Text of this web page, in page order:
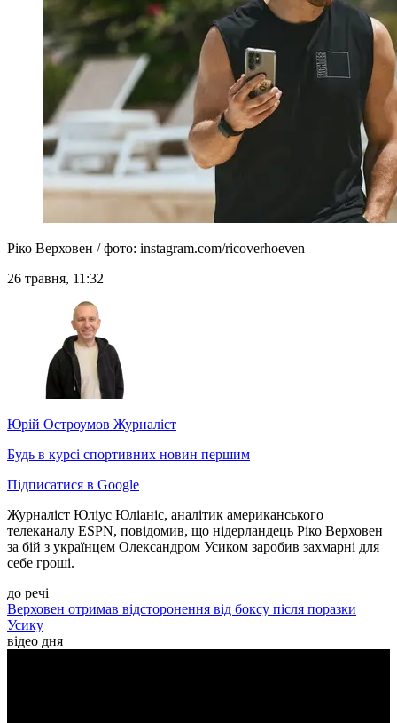
Ріко Верховен / фото: instagram.com/ricoverhoeven
26 травня, 11:32
Юрій Остроумов Журналіст
Будь в курсі спортивних новин першим
Підписатися в Google
Журналіст Юліус Юліаніс, аналітик американського
телеканалу ESPN, повідомив, що нідерландець Ріко Верховен
за бій з українцем Олександром Усиком заробив захмарні для
себе гроші.
до речі
Верховен отримав відсторонення від боксу після поразки
Усику
відео дня